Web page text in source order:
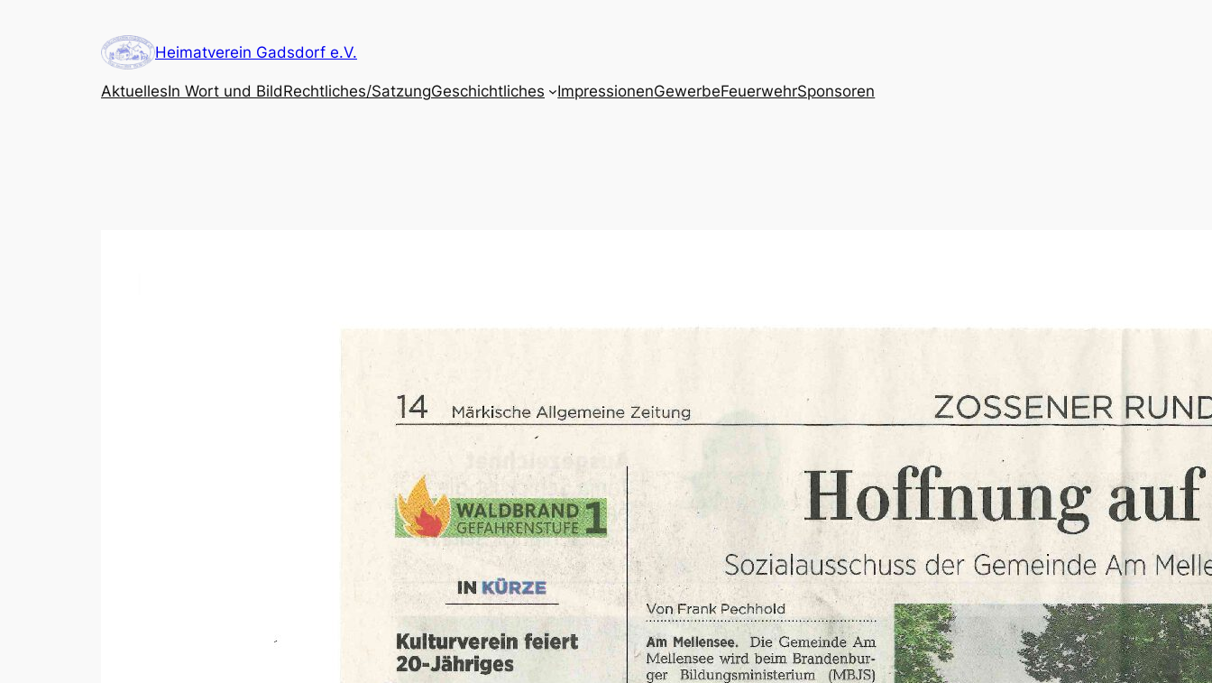
Heimatverein Gadsdorf e.V.
AktuellesIn Wort und BildRechtliches/SatzungGeschichtliches ImpressionenGewerbeFeuerwehrSponsoren